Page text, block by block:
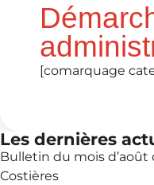
[comarquage
Les dernières
Bulletin du mois
Costières